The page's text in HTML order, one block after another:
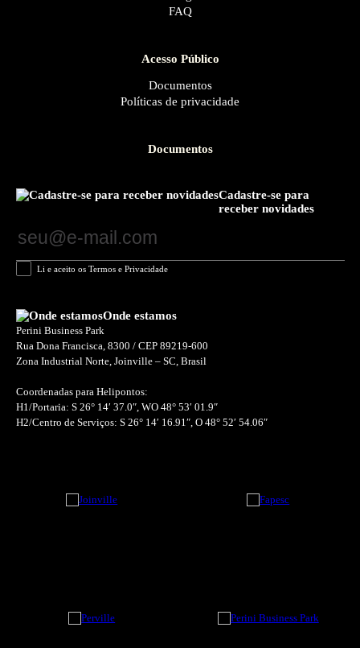
FAQ
Acesso Público
Documentos
Políticas de privacidade
Documentos
Cadastre-se para
receber novidades
Li e aceito os Termos e Privacidade
Onde estamos
Perini Business Park
Rua Dona Francisca, 8300 / CEP 89219-600
Zona Industrial Norte, Joinville – SC, Brasil
Coordenadas para Helipontos:
H1/Portaria: S 26° 14′ 37.0″, WO 48° 53′ 01.9″
H2/Centro de Serviços: S 26° 14′ 16.91″, O 48° 52′ 54.06″